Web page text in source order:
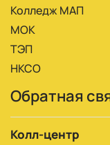
Колледж МАП
МОК
ТЭП
НКСО
Обратная
Колл-центр